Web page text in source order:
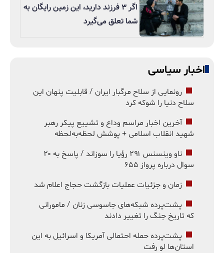
اگر ۳ فرزند دارید، این زمین رایگان به
شما تعلق می‌گیرد
اخبار سیاسی
رونمایی از سلاح مرگبار ایران / قابلیت پنهان این
سلاح دنیا را شوکه کرد
آخرین اخبار مراسم وداع و تشییع پیکر رهبر
شهید انقلاب اسلامی + پوشش لحظه‌به‌لحظه
ناو وینسنس ۲۹۱ رؤیا را سوزاند / پاسخ به ۲۰
سوال درباره پرواز ۶۵۵
زمان و جزئیات عملیات بازگشت حجاج اعلام شد
پشت‌پرده شبکه‌های جاسوسی زنان / مامورانی
که تاریخ جنگ را تغییر دادند
پشت‌پرده حمله احتمالی آمریکا و اسرائیل به این
استان‌ها لو رفت